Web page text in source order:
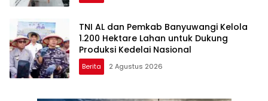
TNI AL dan Pemkab Banyuwangi Kelola
1.200 Hektare Lahan untuk Dukung
Produksi Kedelai Nasional
Berita 2 Agustus 2026